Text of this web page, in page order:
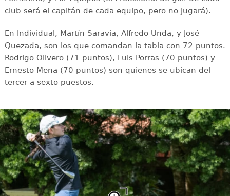
club será el capitán de cada equipo, pero no jugará).
En Individual, Martín Saravia, Alfredo Unda, y José
Quezada, son los que comandan la tabla con 72 puntos.
Rodrigo Olivero (71 puntos), Luis Porras (70 puntos) y
Ernesto Mena (70 puntos) son quienes se ubican del
tercer a sexto puestos.